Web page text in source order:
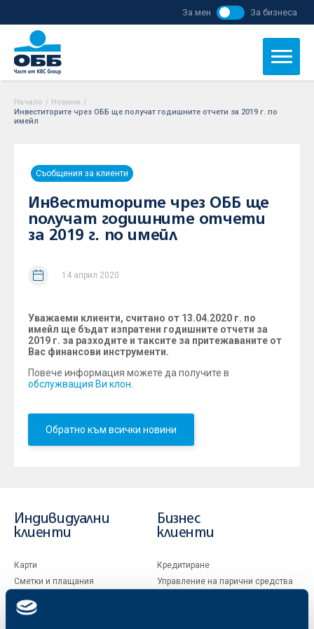
За мен За бизнеса
Начало / Новини /
Инвеститорите чрез ОББ ще получат годишните отчети за 2019 г. по
имейл
Съобщения за клиенти
Инвеститорите чрез ОББ ще
получат годишните отчети
за 2019 г. по имейл
14 април 2020
Уважаеми клиенти, считано от 13.04.2020 г. по
имейл ще бъдат изпратени годишните отчети за
2019 г. за разходите и таксите за притежаваните от
Вас финансови инструменти.
Повече информация можете да получите в
обслужващия Ви клон
Обратно към всички новини
Индивидуални
клиенти
Карти
Сметки и плащания
Кредити
Спестявания и инвестиции
Бизнес
клиенти
Кредитиране
Управление на парични средства